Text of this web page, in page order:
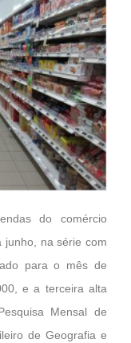
do comércio
junho, na série com
para o mês de
e a terceira alta
Mensal de
de Geografia e